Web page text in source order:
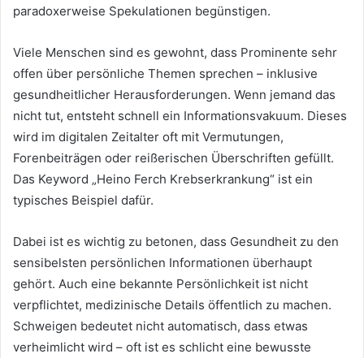
paradoxerweise Spekulationen begünstigen.
Viele Menschen sind es gewohnt, dass Prominente sehr
offen über persönliche Themen sprechen – inklusive
gesundheitlicher Herausforderungen. Wenn jemand das
nicht tut, entsteht schnell ein Informationsvakuum. Dieses
wird im digitalen Zeitalter oft mit Vermutungen,
Forenbeiträgen oder reißerischen Überschriften gefüllt.
Das Keyword „Heino Ferch Krebserkrankung“ ist ein
typisches Beispiel dafür.
Dabei ist es wichtig zu betonen, dass Gesundheit zu den
sensibelsten persönlichen Informationen überhaupt
gehört. Auch eine bekannte Persönlichkeit ist nicht
verpflichtet, medizinische Details öffentlich zu machen.
Schweigen bedeutet nicht automatisch, dass etwas
verheimlicht wird – oft ist es schlicht eine bewusste